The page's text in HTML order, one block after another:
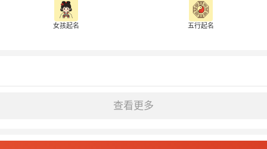
女孩起名 五行起名
查看更多